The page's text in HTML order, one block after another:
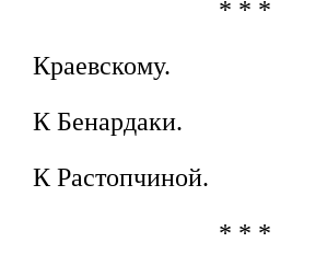
* * *
Краевскому.
К Бенардаки.
К Растопчиной.
* * *